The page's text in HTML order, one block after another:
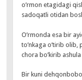
o’rmon etagidagi
sadoqatli otidan
O’rmonda esa bir
to’nkaga o’tirib olib,
chora bo’kirib
Bir kuni